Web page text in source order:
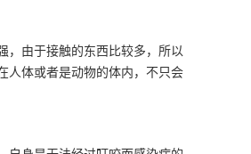
，由于接触的东西比较多，所以
人体或者是动物的体内，不只会